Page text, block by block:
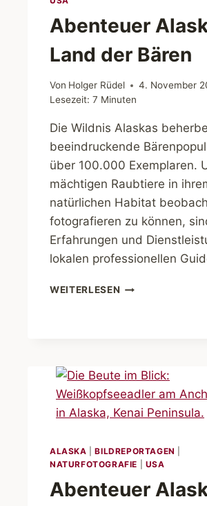
Abenteuer
Land der Bären
Von Holger Rüdel
4. November
Lesezeit: 7 Minuten
Die Wildnis Alaskas
beeindruckende
über 100.000 Exemplaren.
mächtigen Raubtiere in
natürlichen Habitat
fotografieren zu können,
Erfahrungen und
lokalen professionellen
WEITERLESEN ABENTEUER
ALASKA |BILDREPORTAGEN
NATURFOTOGRAFIE
USA
Abenteuer